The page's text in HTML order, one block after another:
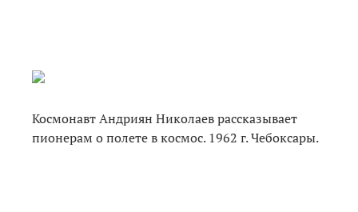
Космонавт Андриян Николаев рассказывает
пионерам о полете в космос. 1962 г. Чебоксары.